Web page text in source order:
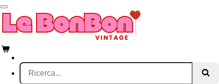
Vai
contenuto
principale